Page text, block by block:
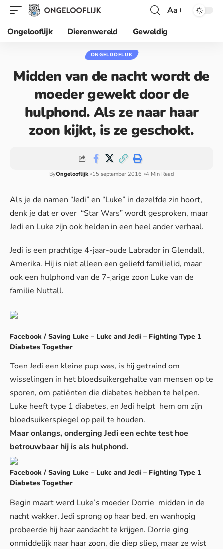
Aa
Ongelooflijk
Dierenwereld Geweldig
ONGELOOFLIJK
Midden van de nacht wordt de
moeder gewekt door de
hulphond. Als ze naar haar
zoon kijkt, is ze geschokt.
ByOngelooflijk 15 september 2016 4 Min Read
Als je de namen “Jedi” en “Luke” in dezelfde zin hoort,
denk je dat er over “Star Wars” wordt gesproken, maar
Jedi en Luke zijn ook helden in een heel ander verhaal.
Jedi is een prachtige 4-jaar-oude Labrador in Glendall,
Amerika. Hij is niet alleen een geliefd familielid, maar
ook een hulphond van de 7-jarige zoon Luke van de
familie Nuttall.
Facebook / Saving Luke – Luke and Jedi – Fighting Type 1
Diabetes Together
Toen Jedi een kleine pup was, is hij getraind om
wisselingen in het bloedsuikergehalte van mensen op te
sporen, om patiënten die diabetes hebben te helpen.
Luke heeft type 1 diabetes, en Jedi helpt hem om zijn
bloedsuikerspiegel op peil te houden.
Maar onlangs, onderging Jedi een echte test hoe
betrouwbaar hij is als hulphond.
Facebook / Saving Luke – Luke and Jedi – Fighting Type 1
Diabetes Together
Begin maart werd Luke’s moeder Dorrie midden in de
nacht wakker. Jedi sprong op haar bed, en wanhopig
probeerde hij haar aandacht te krijgen. Dorrie ging
onmiddelijk naar haar zoon, die diep sliep, maar ze wist